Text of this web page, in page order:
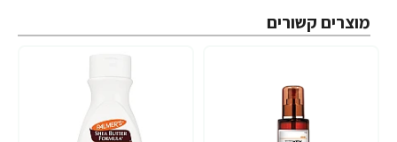
מוצרים קשורים